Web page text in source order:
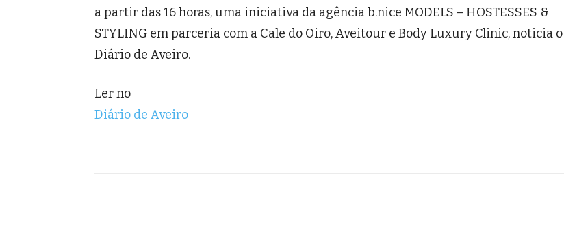
a partir das 16 horas, uma iniciativa da agência b.nice MODELS – HOSTESSES &
STYLING em parceria com a Cale do Oiro, Aveitour e Body Luxury Clinic, noticia o
Diário de Aveiro.
Ler no
Diário de Aveiro